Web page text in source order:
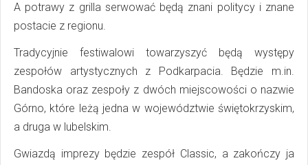
A potrawy z grilla serwować będą znani politycy i znane
postacie z regionu.
Tradycyjnie festiwalowi towarzyszyć będą występy
zespołów artystycznych z Podkarpacia. Będzie m.in.
Bandoska oraz zespoły z dwóch miejscowości o nazwie
Górno, które leżą jedna w województwie świętokrzyskim,
a druga w lubelskim.
Gwiazdą imprezy będzie zespół Classic, a zakończy ja